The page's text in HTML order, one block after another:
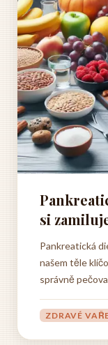
si
Pankreatická
našem těle
správně
slinivce ulevit a
ZDRAVÉ